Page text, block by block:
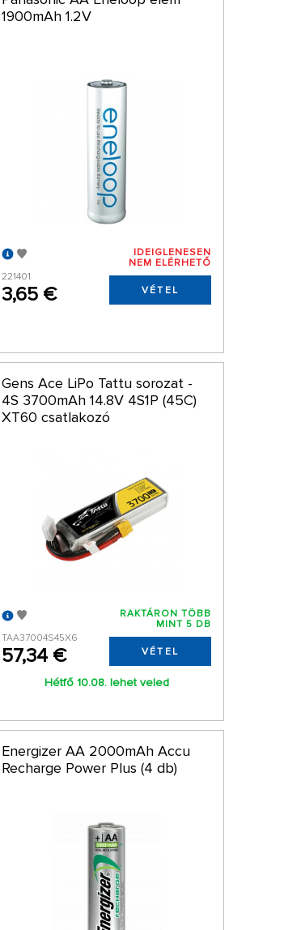
1900mAh 1.2V
221401
3,65 €
IDEIGLENESEN
NEM ELÉRHETŐ
VÉTEL
Gens Ace LiPo Tattu sorozat -
4S 3700mAh 14.8V 4S1P (45C)
XT60 csatlakozó
TAA37004S45X6
57,34 €
RAKTÁRON TÖBB
MINT 5 DB
VÉTEL
Hétfő 10.08. lehet veled
Energizer AA 2000mAh Accu
Recharge Power Plus (4 db)